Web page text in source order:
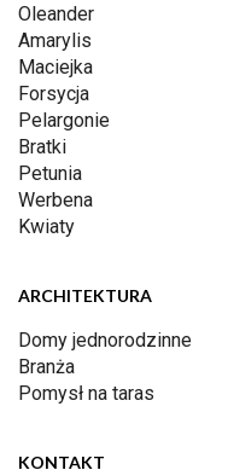
Oleander
Amarylis
Maciejka
Forsycja
Pelargonie
Bratki
Petunia
Werbena
Kwiaty
ARCHITEKTURA
Domy jednorodzinne
Branża
Pomysł na taras
KONTAKT